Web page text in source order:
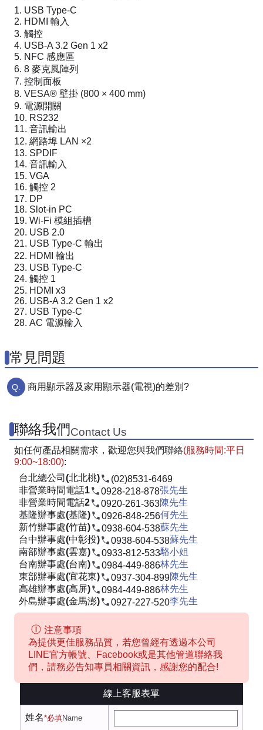
USB Type-C
HDMI 輸入
觸控
USB-A 3.2 Gen 1 x2
NFC 感應區
8 麥克風陣列
控制面板
VESA® 壁掛 (800 × 400 mm)
電源開關
RS232
音訊輸出
網路埠 LAN ×2
SPDIF
音訊輸入
VGA
觸控 2
DP
Slot-in PC
Wi-Fi 模組插槽
USB 2.0
USB Type-C 輸出
HDMI 輸出
USB Type-C
觸控 1
HDMI x3
USB-A 3.2 Gen 1 x2
USB Type-C
AC 電源輸入
常見問題
商用顯示器及家用顯示器(電視)的差別?
聯絡我們Contact Us
如任何產品相關需求，歡迎您與我們聯絡(服務時間:平日
9:00~18:00):
台北總公司(北北桃)
(02)8531-6469
非營業時間電話1
0928-218-878張先生
非營業時間電話2
0920-261-363陳先生
基隆辦事處(基隆)
0926-848-256何先生
新竹辦事處(竹苗)
0938-604-538蘇先生
台中辦事處(中彰投)
0938-604-538蘇先生
南部辦事處(雲嘉)
0933-812-533駱小姐
台南辦事處(台南)
0984-449-886林先生
東部辦事處(宜花東)
0937-304-899陳先生
高雄辦事處(高屏)
0984-449-886林先生
外島辦事處(金馬澎)
0927-227-520李先生
注意事項
為提供更佳服務品質，若您曾經有透過本公司
LINE官方帳號、Facebook或是其他管道聯絡我
們，請務必告知專員相關資訊，感謝您的配合!
線上客服表單
姓名*必填Name